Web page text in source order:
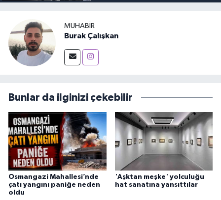
MUHABIR
Burak Çalışkan
Bunlar da ilginizi çekebilir
Osmangazi Mahallesi’nde
çatı yangını paniğe neden
oldu
'Aşktan meşke' yolculuğu
hat sanatına yansıttılar